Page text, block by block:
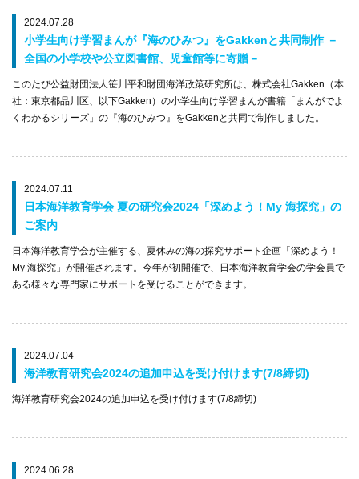
2024.07.28
小学生向け学習まんが『海のひみつ』をGakkenと共同制作 －
全国の小学校や公立図書館、児童館等に寄贈－
このたび公益財団法人笹川平和財団海洋政策研究所は、株式会社Gakken（本
社：東京都品川区、以下Gakken）の小学生向け学習まんが書籍「まんがでよ
くわかるシリーズ」の『海のひみつ』をGakkenと共同で制作しました。
2024.07.11
日本海洋教育学会 夏の研究会2024「深めよう！My 海探究」の
ご案内
日本海洋教育学会が主催する、夏休みの海の探究サポート企画「深めよう！
My 海探究」が開催されます。今年が初開催で、日本海洋教育学会の学会員で
ある様々な専門家にサポートを受けることができます。
2024.07.04
海洋教育研究会2024の追加申込を受け付けます(7/8締切)
海洋教育研究会2024の追加申込を受け付けます(7/8締切)
2024.06.28